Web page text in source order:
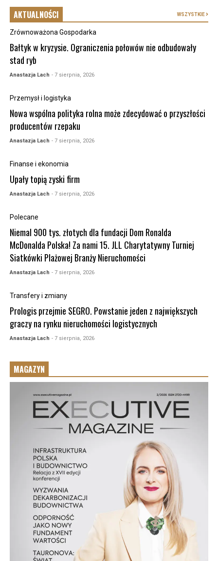
AKTUALNOŚCI WSZYSTKIE
Zrównoważona Gospodarka
Bałtyk w kryzysie. Ograniczenia połowów nie odbudowały
stad ryb
Anastazja Lach - 7 sierpnia, 2026
Przemysł i logistyka
Nowa wspólna polityka rolna może zdecydować o przyszłości
producentów rzepaku
Anastazja Lach - 7 sierpnia, 2026
Finanse i ekonomia
Upały topią zyski firm
Anastazja Lach - 7 sierpnia, 2026
Polecane
Niemal 900 tys. złotych dla fundacji Dom Ronalda
McDonalda Polska! Za nami 15. JLL Charytatywny Turniej
Siatkówki Plażowej Branży Nieruchomości
Anastazja Lach - 7 sierpnia, 2026
Transfery i zmiany
Prologis przejmie SEGRO. Powstanie jeden z największych
graczy na rynku nieruchomości logistycznych
Anastazja Lach - 7 sierpnia, 2026
MAGAZYN